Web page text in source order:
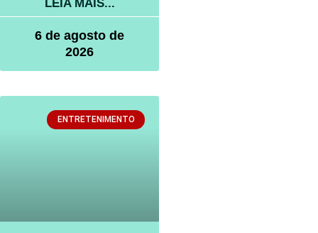
LEIA MAIS...
6 de agosto de
2026
ENTRETENIMENTO